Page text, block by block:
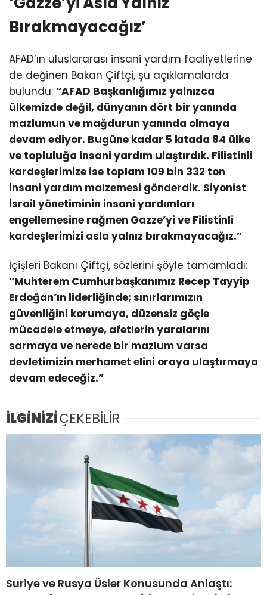
Bırakmayacağız’
AFAD’ın uluslararası insani yardım faaliyetlerine
de değinen Bakan Çiftçi, şu açıklamalarda
bulundu: “AFAD Başkanlığımız yalnızca
ülkemizde değil, dünyanın dört bir yanında
mazlumun ve mağdurun yanında olmaya
devam ediyor. Bugüne kadar 5 kıtada 84 ülke
ve topluluğa insani yardım ulaştırdık. Filistinli
kardeşlerimize ise toplam 109 bin 332 ton
insani yardım malzemesi gönderdik. Siyonist
İsrail yönetiminin insani yardımları
engellemesine rağmen Gazze’yi ve Filistinli
kardeşlerimizi asla yalnız bırakmayacağız.”
İçişleri Bakanı Çiftçi, sözlerini şöyle tamamladı:
“Muhterem Cumhurbaşkanımız Recep Tayyip
Erdoğan’ın liderliğinde; sınırlarımızın
güvenliğini korumaya, düzensiz göçle
mücadele etmeye, afetlerin yaralarını
sarmaya ve nerede bir mazlum varsa
devletimizin merhamet elini oraya ulaştırmaya
devam edeceğiz.”
İLGİNİZİÇEKEBİLİR
Suriye ve Rusya Üsler Konusunda Anlaştı: